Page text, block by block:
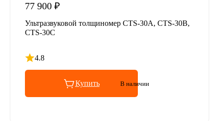
77 900 ₽
Ультразвуковой толщиномер CTS-30A, CTS-30B,
CTS-30C
4.8
Рейтинг 4.8 из 5
Купить В наличии